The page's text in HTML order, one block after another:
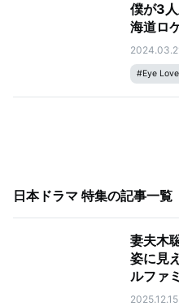
僕が3
海道ロ
#Eye
日本ドラマ 特集の記事一覧
妻夫木
姿に見
ルファ
2025.12.15